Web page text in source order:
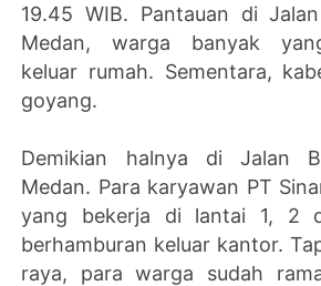
19.45 WIB. Pantauan di
Medan, warga banyak
keluar rumah. Sementara,
goyang.
Demikian halnya di Jalan
Medan. Para karyawan PT
yang bekerja di lantai 1, 2
berhamburan keluar kantor.
raya, para warga sudah